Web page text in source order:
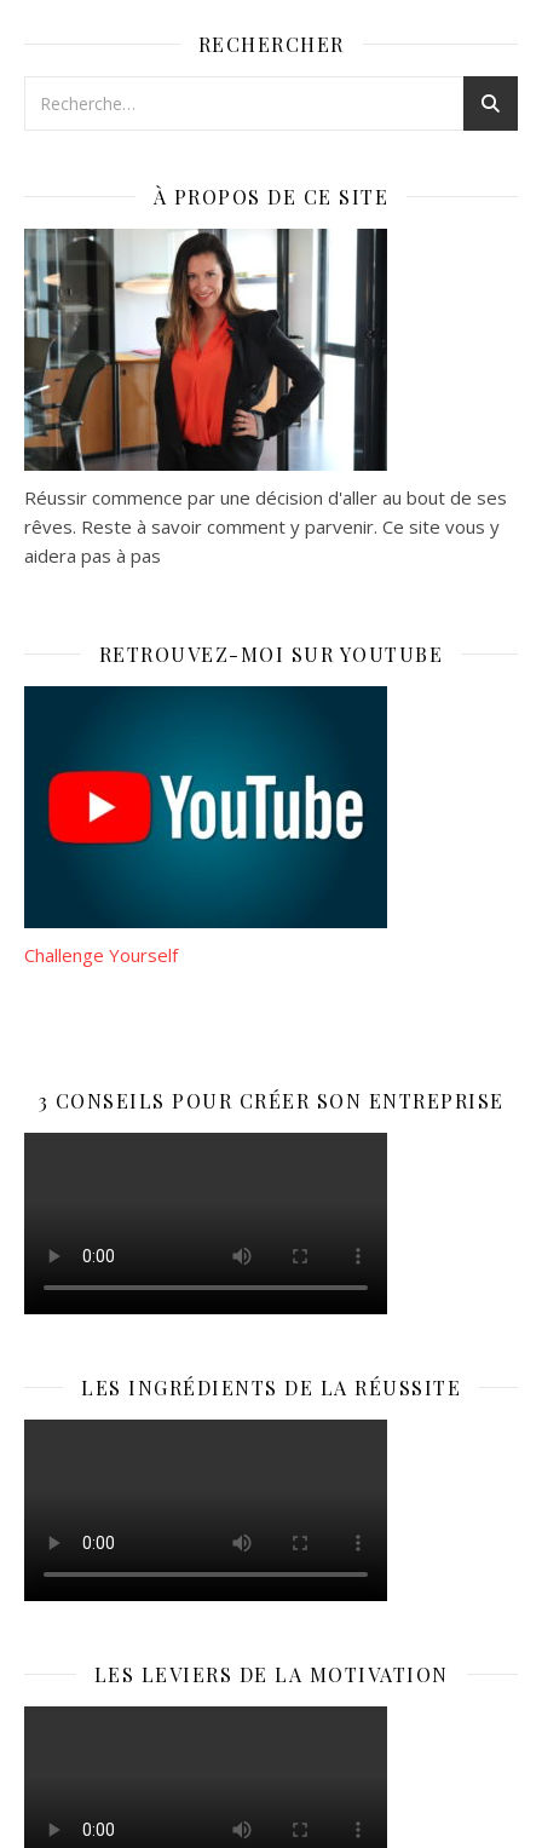
RECHERCHER
À PROPOS DE CE SITE
Réussir commence par une décision d'aller au bout de ses
rêves. Reste à savoir comment y parvenir. Ce site vous y
aidera pas à pas
RETROUVEZ-MOI SUR YOUTUBE
Challenge Yourself
3 CONSEILS POUR CRÉER SON ENTREPRISE
LES INGRÉDIENTS DE LA RÉUSSITE
LES LEVIERS DE LA MOTIVATION